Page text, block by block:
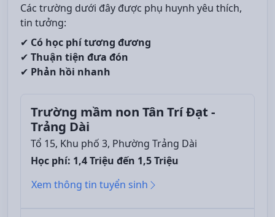
Các trường dưới đây được phụ huynh yêu thích,
tin tưởng:
✔ Có học phí tương đương
✔ Thuận tiện đưa đón
✔ Phản hồi nhanh
Trường mầm non Tân Trí Đạt -
Trảng Dài
Tổ 15, Khu phố 3, Phường Trảng Dài
Học phí: 1,4 Triệu đến 1,5 Triệu
Xem thông tin tuyển sinh